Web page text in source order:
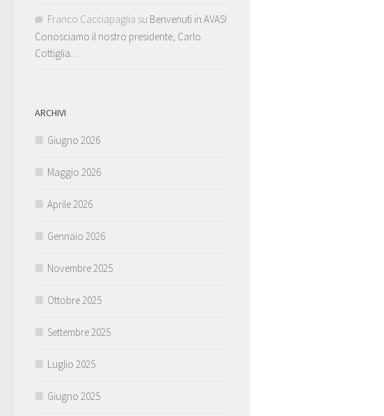
Franco Cacciapaglia su Benvenuti in AVAS!
Conosciamo il nostro presidente, Carlo
Cottiglia…
ARCHIVI
Giugno 2026
Maggio 2026
Aprile 2026
Gennaio 2026
Novembre 2025
Ottobre 2025
Settembre 2025
Luglio 2025
Giugno 2025